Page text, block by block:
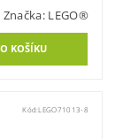
Značka: LEGO®
Kód:LEGO71013-8